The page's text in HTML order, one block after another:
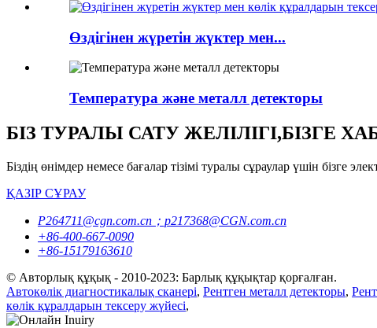
Өздігінен жүретін жүктер мен...
Температура және металл детекторы
БІЗ ТУРАЛЫ САТУ ЖЕЛІЛІГІ,БІЗГЕ
Біздің өнімдер немесе бағалар тізімі туралы сұраулар үшін бізге
ҚАЗІР СҰРАУ
P264711@cgn.com.cn；p217368@CGN.com.cn
+86-400-667-0090
+86-15179163610
© Авторлық құқық - 2010-2023: Барлық құқықтар қорғалған.
Автокөлік диагностикалық сканері, Рентген металл детекторы,
көлік құралдарын тексеру жүйесі,